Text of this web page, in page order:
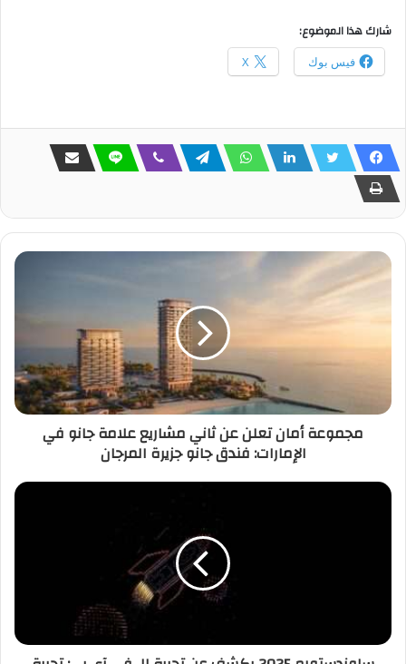
شارك هذا الموضوع:
فيس بوك X
مجموعة أمان تعلن عن ثاني مشاريع علامة جانو في
الإمارات: فندق جانو جزيرة المرجان